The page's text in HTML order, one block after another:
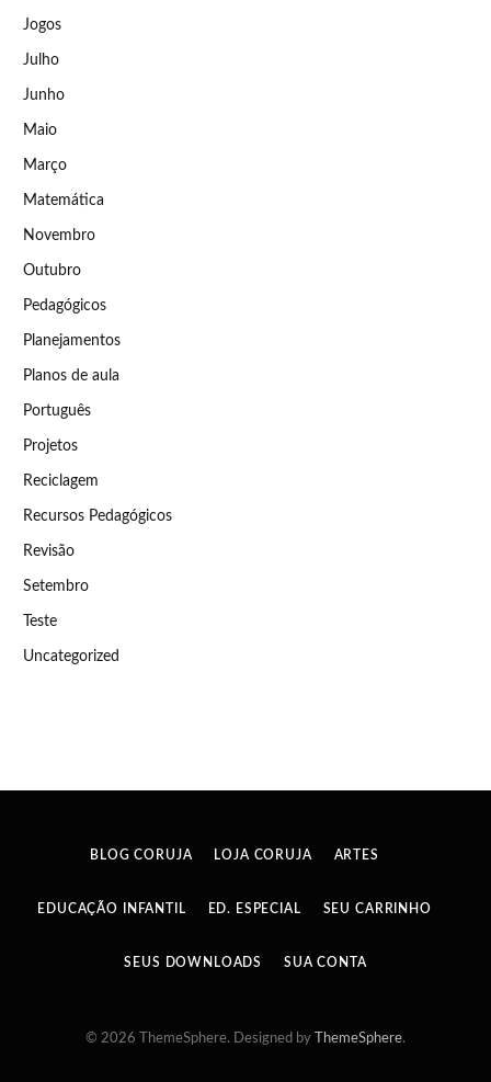
Jogos
Julho
Junho
Maio
Março
Matemática
Novembro
Outubro
Pedagógicos
Planejamentos
Planos de aula
Português
Projetos
Reciclagem
Recursos Pedagógicos
Revisão
Setembro
Teste
Uncategorized
BLOG CORUJA LOJA CORUJA ARTES
EDUCAÇÃO INFANTIL ED. ESPECIAL SEU CARRINHO
SEUS DOWNLOADS SUA CONTA
© 2026 ThemeSphere. Designed by ThemeSphere.